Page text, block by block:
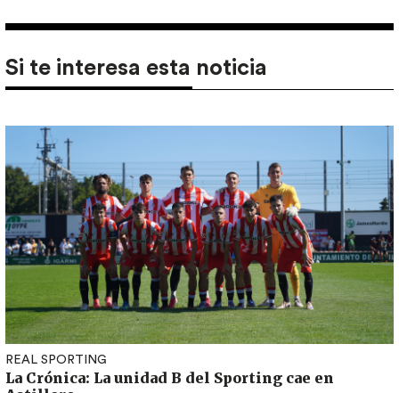
Si te interesa esta noticia
REAL SPORTING
La Crónica: La unidad B del Sporting cae en